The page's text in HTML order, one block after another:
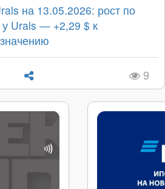
на 13.05.2026: рост по
Urals — +2,29 $ к
9